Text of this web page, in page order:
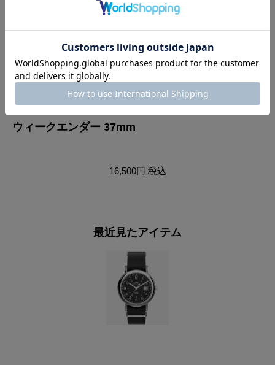
ウィークエンダー 37mm
16,500円 税込
最近見たアイテム